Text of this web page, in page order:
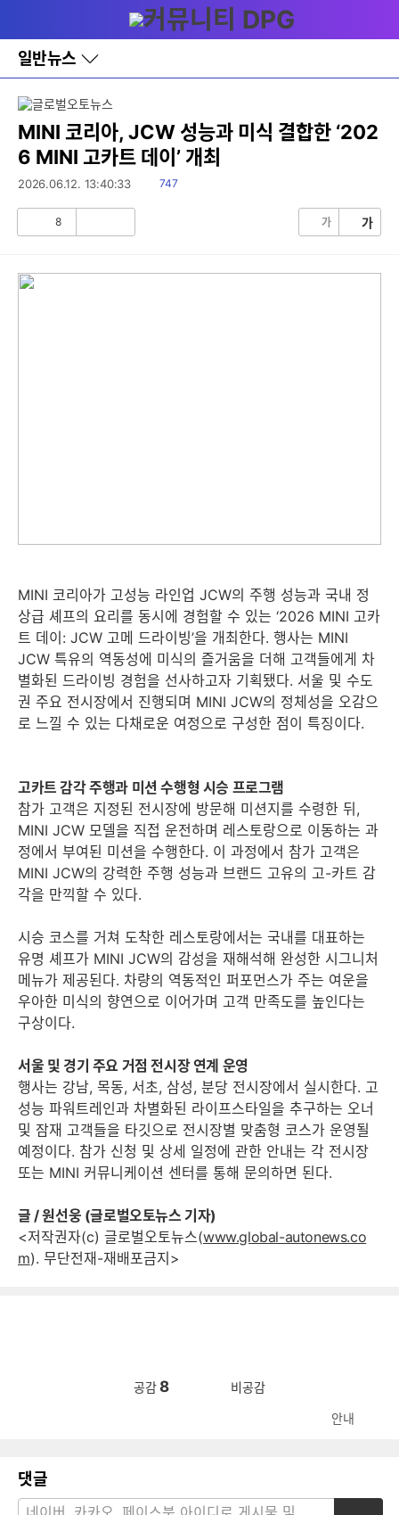
와
홈
일반뉴스
바
로
가
기
레
이
어
토
MINI 코리아, JCW 성능과 미식 결합한 ‘202
6 MINI 고카트 데이’ 개최
2026.06.12. 13:40:33
읽
747
8 가 가
MINI 코리아가 고성능 라인업 JCW의 주행 성능과 국내 정
상급 셰프의 요리를 동시에 경험할 수 있는 ‘2026 MINI 고카
트 데이: JCW 고메 드라이빙’을 개최한다. 행사는 MINI
JCW 특유의 역동성에 미식의 즐거움을 더해 고객들에게 차
별화된 드라이빙 경험을 선사하고자 기획됐다. 서울 및 수도
권 주요 전시장에서 진행되며 MINI JCW의 정체성을 오감으
로 느낄 수 있는 다채로운 여정으로 구성한 점이 특징이다.
고카트 감각 주행과 미션 수행형 시승 프로그램
참가 고객은 지정된 전시장에 방문해 미션지를 수령한 뒤,
MINI JCW 모델을 직접 운전하며 레스토랑으로 이동하는 과
정에서 부여된 미션을 수행한다. 이 과정에서 참가 고객은
MINI JCW의 강력한 주행 성능과 브랜드 고유의 고-카트 감
각을 만끽할 수 있다.
시승 코스를 거쳐 도착한 레스토랑에서는 국내를 대표하는
유명 셰프가 MINI JCW의 감성을 재해석해 완성한 시그니처
메뉴가 제공된다. 차량의 역동적인 퍼포먼스가 주는 여운을
우아한 미식의 향연으로 이어가며 고객 만족도를 높인다는
구상이다.
서울 및 경기 주요 거점 전시장 연계 운영
행사는 강남, 목동, 서초, 삼성, 분당 전시장에서 실시한다. 고
성능 파워트레인과 차별화된 라이프스타일을 추구하는 오너
및 잠재 고객들을 타깃으로 전시장별 맞춤형 코스가 운영될
예정이다. 참가 신청 및 상세 일정에 관한 안내는 각 전시장
또는 MINI 커뮤니케이션 센터를 통해 문의하면 된다.
글 / 원선웅 (글로벌오토뉴스 기자)
<저작권자(c) 글로벌오토뉴스(www.global-autonews.co
m). 무단전재-재배포금지>
공감8 비공감
안내
댓글